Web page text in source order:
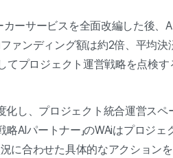
ーサービスを全面改編した後、AI
ァンディング額は約2倍、平均決
てプロジェクト運営戦略を点検
化し、プロジェクト統合運営スペ
略AIパートナー」のWAiはプロジ
に合わせた具体的なアクション